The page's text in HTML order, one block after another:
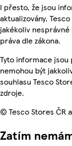
I přesto, že jsou
aktualizovány,
jakékoliv nesprávné
práva dle zákona.
Tyto informace jsou
nemohou být
souhlasu Tesco
zdroje.
© Tesco Stores ČR
Zatím